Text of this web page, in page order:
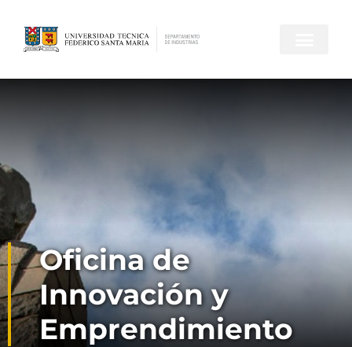
Oficina de
Innovación y
Emprendimiento